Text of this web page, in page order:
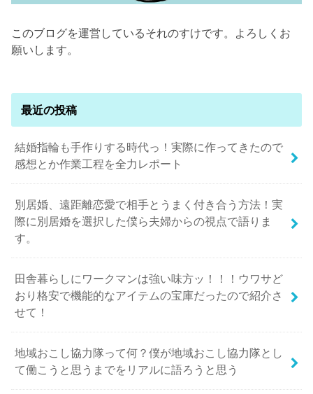
このブログを運営しているそれのすけです。よろしくお
願いします。
最近の投稿
結婚指輪も手作りする時代っ！実際に作ってきたので
感想とか作業工程を全力レポート
別居婚、遠距離恋愛で相手とうまく付き合う方法！実
際に別居婚を選択した僕ら夫婦からの視点で語りま
す。
田舎暮らしにワークマンは強い味方ッ！！！ウワサど
おり格安で機能的なアイテムの宝庫だったので紹介さ
せて！
地域おこし協力隊って何？僕が地域おこし協力隊とし
て働こうと思うまでをリアルに語ろうと思う